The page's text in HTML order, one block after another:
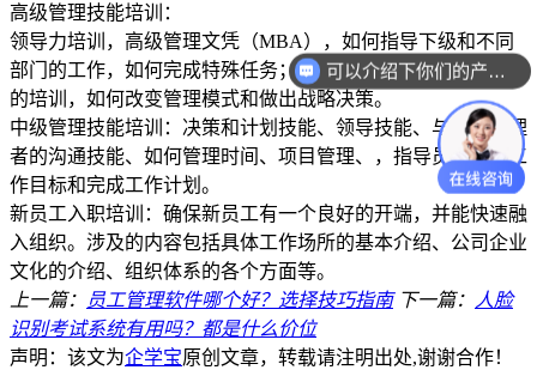
高级管理技能培训：
领导力培训，高级管理文凭（MBA），如何指导下级和不同
部门的工作，如何完成特殊任务；它还包括高级管理领导技能
的培训，如何改变管理模式和做出战略决策。
中级管理技能培训：决策和计划技能、领导技能、与其他管理
者的沟通技能、如何管理时间、项目管理、，指导员工设定工
作目标和完成工作计划。
新员工入职培训：确保新员工有一个良好的开端，并能快速融
入组织。涉及的内容包括具体工作场所的基本介绍、公司企业
文化的介绍、组织体系的各个方面等。
上一篇：
员工管理软件哪个好？选择技巧指南 下一篇：
人脸
识别考试系统有用吗？都是什么价位
声明：该文为企学宝原创文章，转载请注明出处,谢谢合作！
可以介绍下你们的产品么？